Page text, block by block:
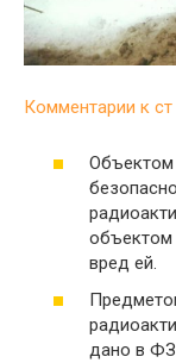
Комментарии к
Объектом
объектом
вред ей.
дано в